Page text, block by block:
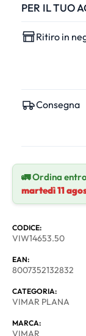
PER IL TUO
Ritiro in
Consegna
🚛 Ordina
martedì 11
CODICE:
VIW14653.50
EAN:
8007352132832
CATEGORIA:
VIMAR PLANA
MARCA:
VIMAR